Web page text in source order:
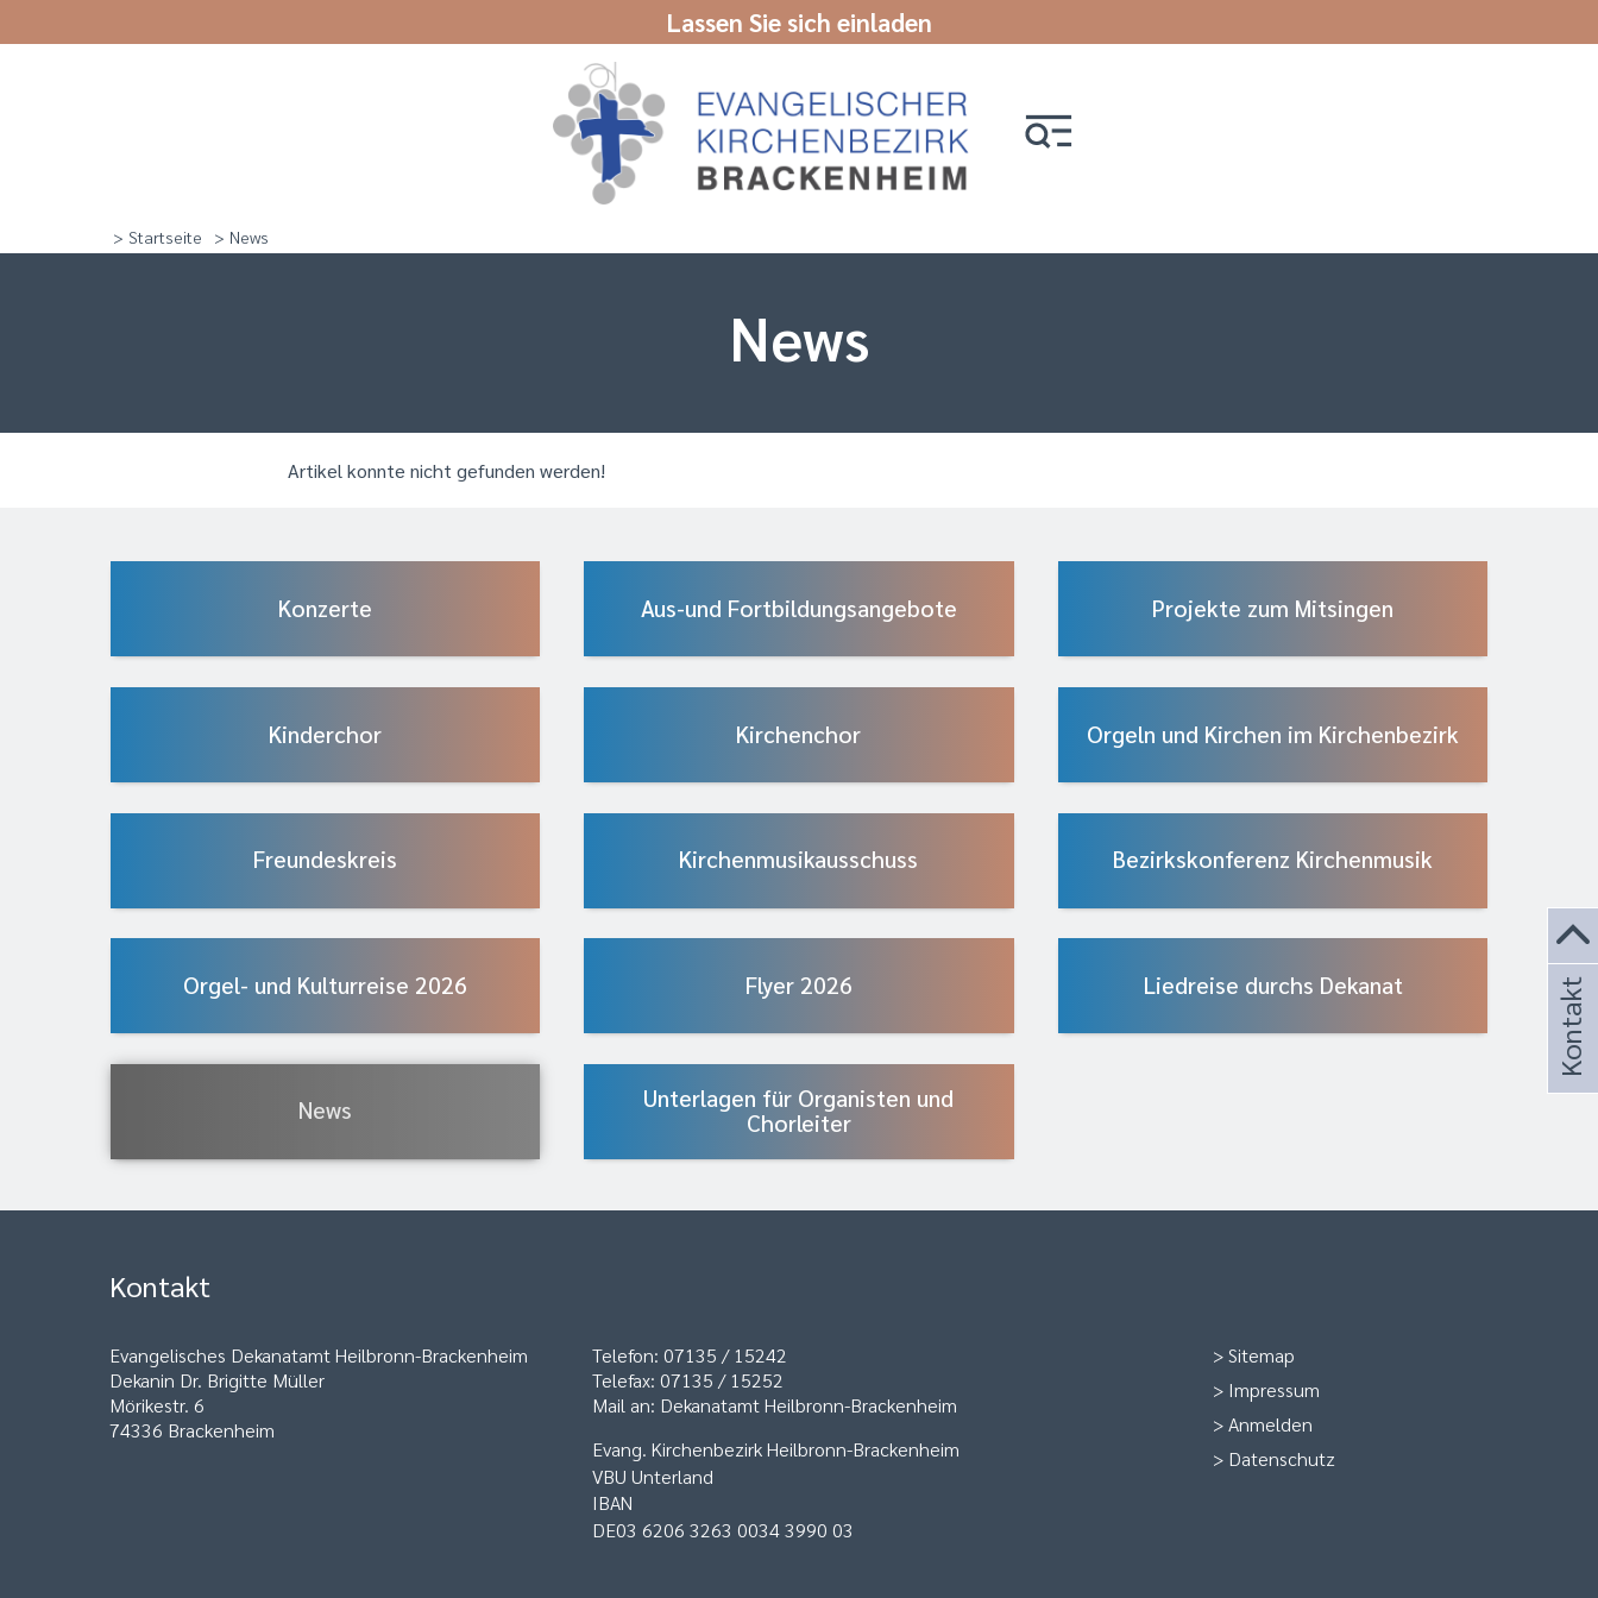
Lassen Sie sich einladen
> Startseite > News
News
Artikel konnte nicht gefunden werden!
Konzerte Aus-und Fortbildungsangebote Projekte zum Mitsingen
Kinderchor Kirchenchor Orgeln und Kirchen im Kirchenbezirk
Freundeskreis Kirchenmusikausschuss Bezirkskonferenz Kirchenmusik
Orgel- und Kulturreise 2026 Flyer 2026 Liedreise durchs Dekanat
News
Unterlagen für Organisten und
Chorleiter
Kontakt
Evangelisches Dekanatamt Heilbronn-Brackenheim
Dekanin Dr. Brigitte Müller
Mörikestr. 6
74336 Brackenheim
Telefon: 07135 / 15242
Telefax: 07135 / 15252
Mail an: Dekanatamt Heilbronn-Brackenheim
Evang. Kirchenbezirk Heilbronn-Brackenheim
VBU Unterland
IBAN
DE03 6206 3263 0034 3990 03
>Sitemap
> Impressum
>Anmelden
> Datenschutz
Kontakt